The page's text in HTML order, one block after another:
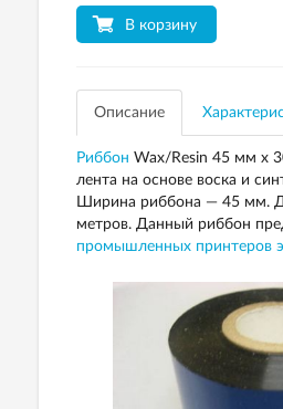
В корзину
Описание
Риббон Wax/Resin 45 мм х
лента на основе воска и
Ширина риббона — 45 мм.
метров. Данный риббон
промышленных принтеров